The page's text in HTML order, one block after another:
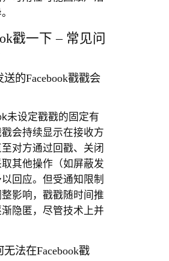
戳一下 – 常见问
送的Facebook戳戳会
未设定戳戳的固定有
会持续显示在接收方
对方通过回戳、关闭
其他操作（如屏蔽发
回应。但受通知限制
影响，戳戳随时间推
隐匿，尽管技术上并
法在Facebook戳